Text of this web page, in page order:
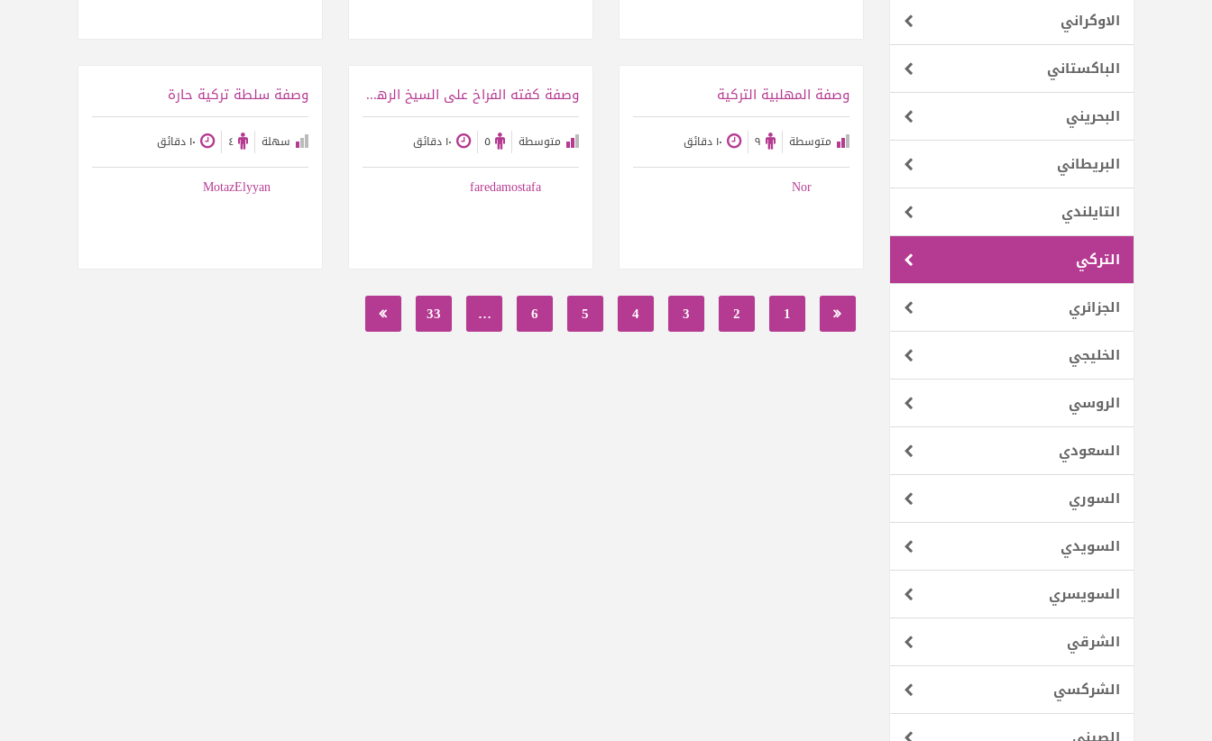
الاوكراني
الباكستاني
البحريني
البريطاني
التايلندي
التركي‎
الجزائري
الخليجي
الروسي
السعودي
السوري
السويدي
السويسري
الشرقي
الشركسي
وصفة المهلبية التركية
متوسطة
Nor
وصفة كفته الفراخ على السيخ الرهيبه
متوسطة
faredamostafa
وصفة سلطة تركية حارة
سهلة
MotazElyyan
1
2
3
4
5
6
…
33